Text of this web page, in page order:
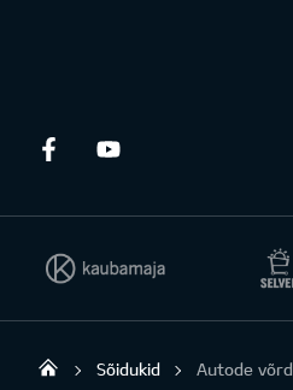
Facebook
Viking Motors - Kia
Sõidukid Autode